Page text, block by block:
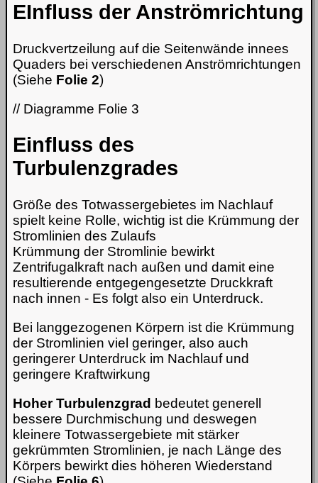
EInfluss der Anströmrichtung
Druckvertzeilung auf die Seitenwände innees
Quaders bei verschiedenen Anströmrichtungen
(Siehe Folie 2)
// Diagramme Folie 3
Einfluss des
Turbulenzgrades
Größe des Totwassergebietes im Nachlauf
spielt keine Rolle, wichtig ist die Krümmung der
Stromlinien des Zulaufs
Krümmung der Stromlinie bewirkt
Zentrifugalkraft nach außen und damit eine
resultierende entgegengesetzte Druckkraft
nach innen - Es folgt also ein Unterdruck.
Bei langgezogenen Körpern ist die Krümmung
der Stromlinien viel geringer, also auch
geringerer Unterdruck im Nachlauf und
geringere Kraftwirkung
Hoher Turbulenzgrad bedeutet generell
bessere Durchmischung und deswegen
kleinere Totwassergebiete mit stärker
gekrümmten Stromlinien, je nach Länge des
Körpers bewirkt dies höheren Wiederstand